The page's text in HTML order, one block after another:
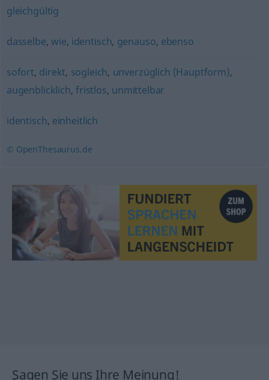
gleichgültig
dasselbe, wie, identisch, genauso, ebenso
sofort, direkt, sogleich, unverzüglich (Hauptform),
augenblicklich, fristlos, unmittelbar
identisch, einheitlich
© OpenThesaurus.de
Sagen Sie uns Ihre Meinung!